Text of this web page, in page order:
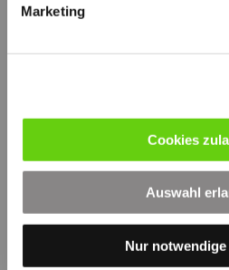
Marketing
Cookies
Auswahl
Nur
Druckversion| Sitemap
- MODIFICATIONS RESERVED
WITHOUT PRIOR NOTICE